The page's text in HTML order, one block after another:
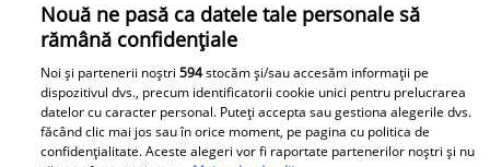
Horoscop săptămânal 27 iulie - 2 august
2026. Aer de schimbare. O zodie are
șansa să închidă uși vechi și să deschidă
Nouă ne pasă ca datele tale personale să
rămână confidențiale
Noi și partenerii noștri594stocăm și/sau accesăm informații pe
dispozitivul dvs., precum identificatorii cookie unici pentru prelucrarea
datelor cu caracter personal. Puteți accepta sau gestiona alegerile dvs.
făcând clic mai jos sau în orice moment, pe pagina cu politica de
confidențialitate. Aceste alegeri vor fi raportate partenerilor noștri și nu